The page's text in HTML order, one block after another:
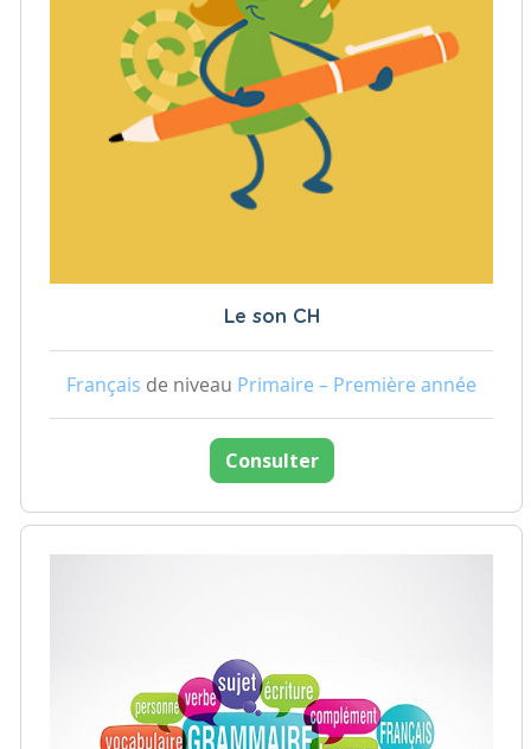
Le son CH
Français de niveau Primaire – Première année
Consulter